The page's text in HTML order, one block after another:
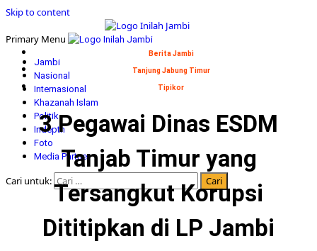
Skip to content
Primary Menu
Jambi
Nasional
Internasional
Khazanah Islam
Politik
Indepth
Foto
Media Partner
Cari untuk:
Berita Jambi
Tanjung Jabung Timur
Tipikor
3 Pegawai Dinas ESDM
Tanjab Timur yang
Tersangkut Korupsi
Dititipkan di LP Jambi